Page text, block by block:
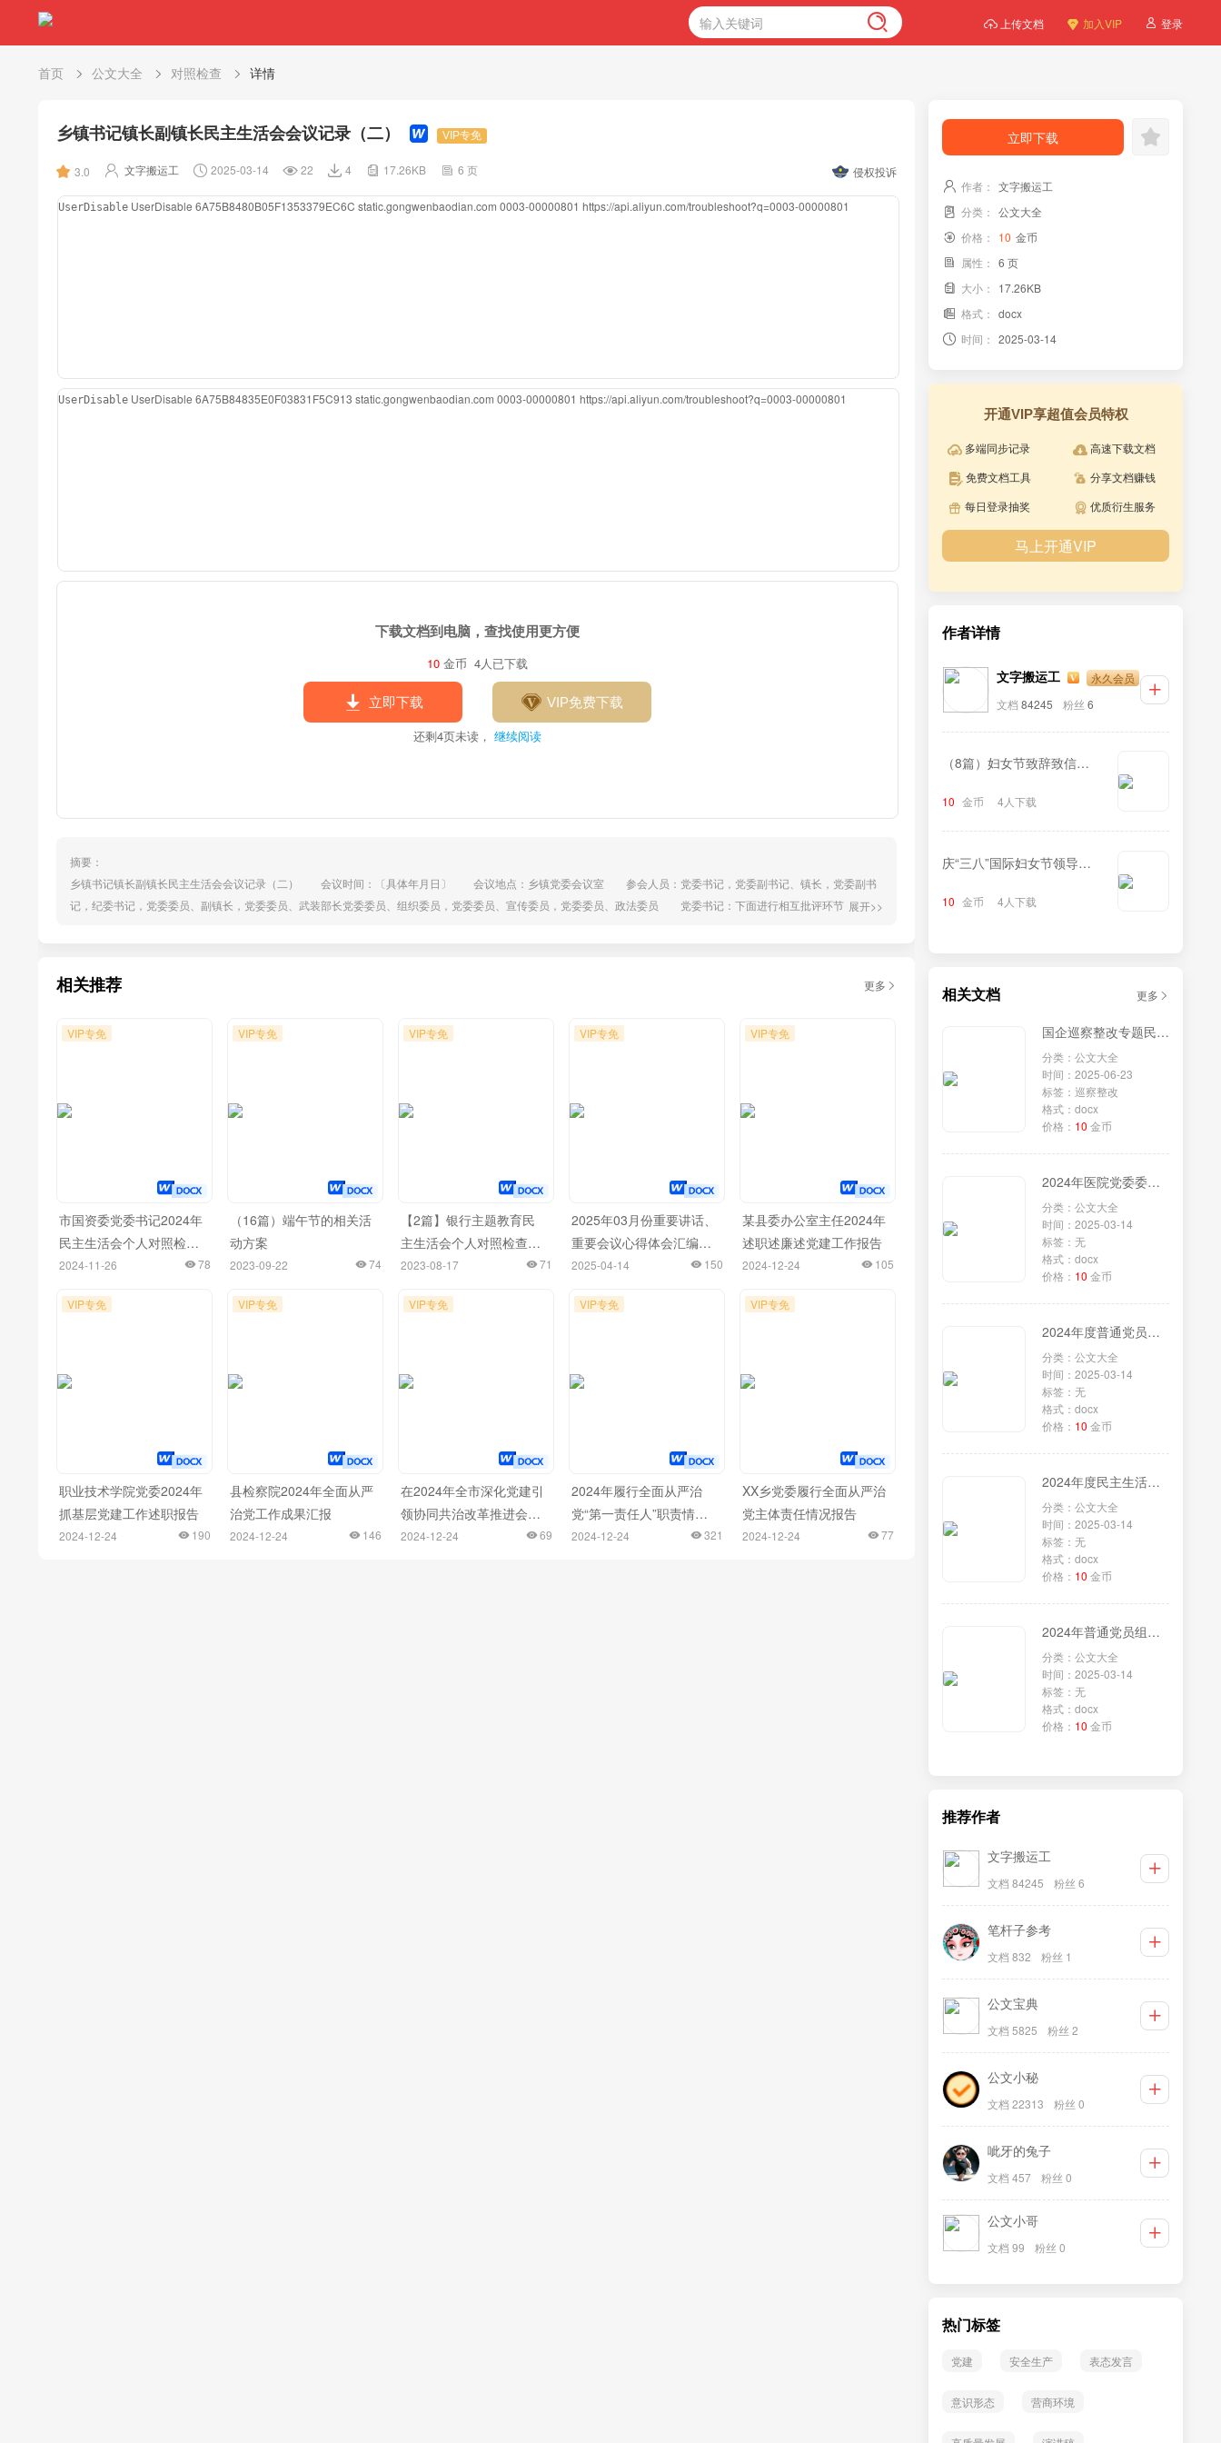
上传文档 加入VIP 登录
首页 公文大全 对照检查 详情
乡镇书记镇长副镇长民主生活会会议记录（二） VIP专免
3.0 文字搬运工 2025-03-14 22 4 17.26KB 6 页 侵权投诉
UserDisable UserDisable 6A75B8480B05F1353379EC6C static.gongwenbaodian.com 0003-00000801 https://api.aliyun.com/troubleshoot?q=0003-00000801
UserDisable UserDisable 6A75B84835E0F03831F5C913 static.gongwenbaodian.com 0003-00000801 https://api.aliyun.com/troubleshoot?q=0003-00000801
下载文档到电脑，查找使用更方便
10 金币 4人已下载
立即下载 VIP免费下载
还剩4页未读， 继续阅读
摘要：
乡镇书记镇长副镇长民主生活会会议记录（二） 会议时间：〔具体年月日〕 会议地点：乡镇党委会议室 参会人员：党委书记，党委副书记、镇长，党委副书
记，纪委书记，党委委员、副镇长，党委委员、武装部长党委委员、组织委员，党委委员、宣传委员，党委委员、政法委员 党委书记：下面进行相互批评环节，在每
展开>>
相关推荐 更多
VIP专免
市国资委党委书记2024年
民主生活会个人对照检查
材料
2024-11-26 78
VIP专免
（16篇）端午节的相关活
动方案
2023-09-22 74
VIP专免
【2篇】银行主题教育民
主生活会个人对照检查材
料 检视剖析 发言提纲
2023-08-17 71
VIP专免
2025年03月份重要讲话、
重要会议心得体会汇编
（94篇）
2025-04-14 150
VIP专免
某县委办公室主任2024年
述职述廉述党建工作报告
2024-12-24 105
VIP专免
职业技术学院党委2024年
抓基层党建工作述职报告
2024-12-24 190
VIP专免
县检察院2024年全面从严
治党工作成果汇报
2024-12-24 146
VIP专免
在2024年全市深化党建引
领协同共治改革推进会上
的汇报发言
2024-12-24 69
VIP专免
2024年履行全面从严治
党“第一责任人”职责情况
报告
2024-12-24 321
VIP专免
XX乡党委履行全面从严治
党主体责任情况报告
2024-12-24 77
立即下载
作者： 文字搬运工
分类： 公文大全
价格：
10 金币
属性： 6 页
大小：
17.26KB
格式： docx
时间： 2025-03-14
开通VIP享超值会员特权
多端同步记录
高速下载文档
免费文档工具
分享文档赚钱
每日登录抽奖
优质衍生服务
马上开通VIP
作者详情
文字搬运工
永久会员
文档 84245 粉丝 6
（8篇）妇女节致辞致信汇
10 金币 4人下载
庆“三八”国际妇女节领导致
10 金币 4人下载
相关文档 更多
国企巡察整改专题民主生活会个人对照检查材料
分类：公文大全
时间：2025-06-23
标签：巡察整改
格式：docx
价格： 10 金币
2024年医院党委委员、副院长民主生活会对照检查材料（四个带头＋反面剖析）
分类：公文大全
时间：2025-03-14
标签：无
格式：docx
价格： 10 金币
2024年度普通党员组织生活会对照检查材料
分类：公文大全
时间：2025-03-14
标签：无
格式：docx
价格： 10 金币
2024年度民主生活会个人发言提纲（党委委员、副主任含上年度民主生活会整改措施）
分类：公文大全
时间：2025-03-14
标签：无
格式：docx
价格： 10 金币
2024年普通党员组织生活会个人对照检查发言材料
分类：公文大全
时间：2025-03-14
标签：无
格式：docx
价格： 10 金币
推荐作者
文字搬运工
文档 84245 粉丝 6
笔杆子参考
文档 832 粉丝 1
公文宝典
文档 5825 粉丝 2
公文小秘
文档 22313 粉丝 0
呲牙的兔子
文档 457 粉丝 0
公文小哥
文档 99 粉丝 0
热门标签
党建 安全生产 表态发言
意识形态 营商环境